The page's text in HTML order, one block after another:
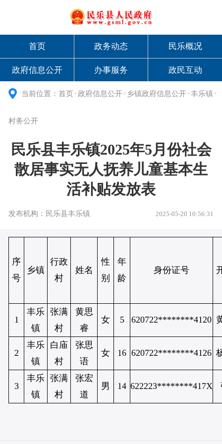
首页 政务动态 民乐概况
政府信息公开 办事服务 政民互动
当前位置：首页 > 政府信息公开 > 乡镇政府信息公开 >丰乐镇 >
村务公开
民乐县丰乐镇2025年5月份社会
散居事实无人抚养儿童基本生
活补贴发放表
发布机构：民乐县丰乐镇 2025-05-20 10:56:31
序
号
乡镇
行政
村
姓名
性
别
年
龄
身份证号
1
丰乐
镇
张满
村
黄思
睿
女 5 620722********4120
2
丰乐
镇
白庙
村
张思
语
女 16 620722********4126
3
丰乐
镇
张满
村
张宏
道
男 14 622223********417X